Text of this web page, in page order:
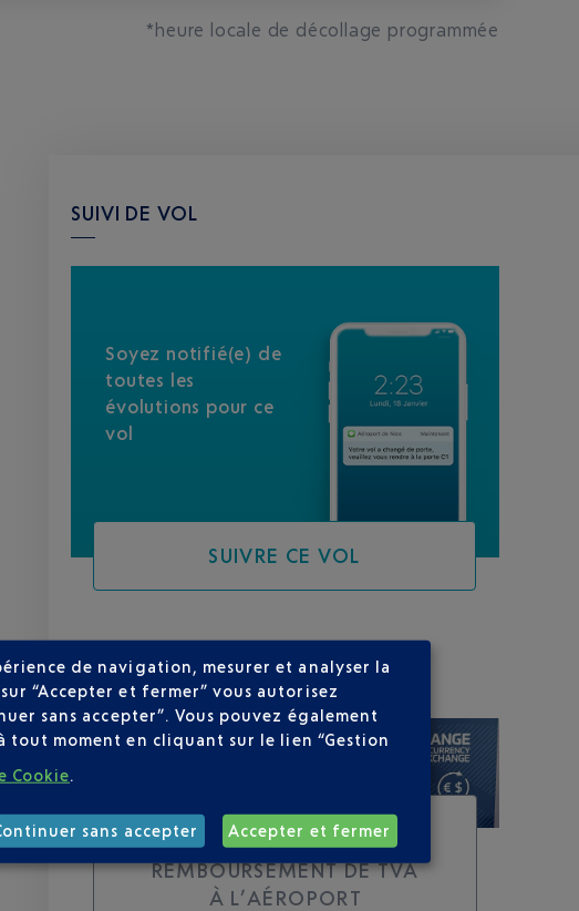
*heure locale de décollage programmée
SUIVI DE VOL
Soyez notifié(e) de
toutes les
évolutions pour ce
vol
SUIVRE CE VOL
SUR VOTRE PARCOURS
TOUS LES SERVICES DE
CHANGE ET DE
REMBOURSEMENT DE TVA
À L’AÉROPORT
de navigation, mesurer et analyser la
“Accepter et fermer” vous autorisez
sans accepter”. Vous pouvez également
moment en cliquant sur le lien “Gestion
Cookie
sans accepter Accepter et fermer